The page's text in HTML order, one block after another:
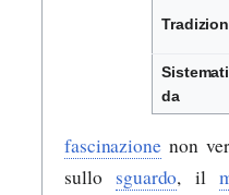
da
fascinazionenon
sullo sguardo, il